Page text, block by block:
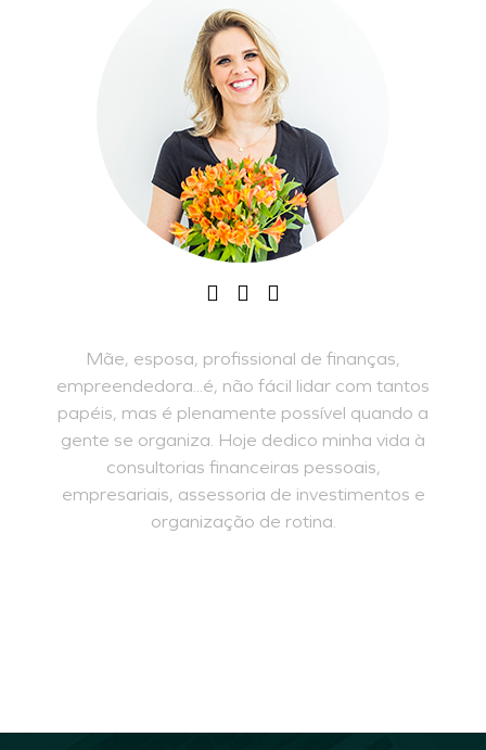
Mãe, esposa, profissional de finanças,
empreendedora...é, não fácil lidar com tantos
papéis, mas é plenamente possível quando a
gente se organiza. Hoje dedico minha vida à
consultorias financeiras pessoais,
empresariais, assessoria de investimentos e
organização de rotina.